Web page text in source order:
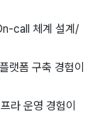
call 체계 설계/
랫폼 구축 경험이
라 운영 경험이